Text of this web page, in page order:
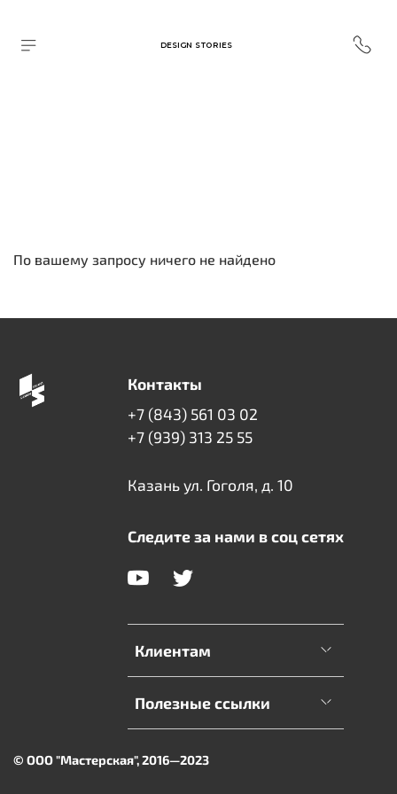
DESIGN STORIES
По вашему запросу ничего не найдено
Клиентам
Полезные ссылки
Контакты
+7 (843) 561 03 02
+7 (939) 313 25 55
Казань ул. Гоголя, д. 10
Следите за нами в соц сетях
© ООО "Мастерская", 2016—2023